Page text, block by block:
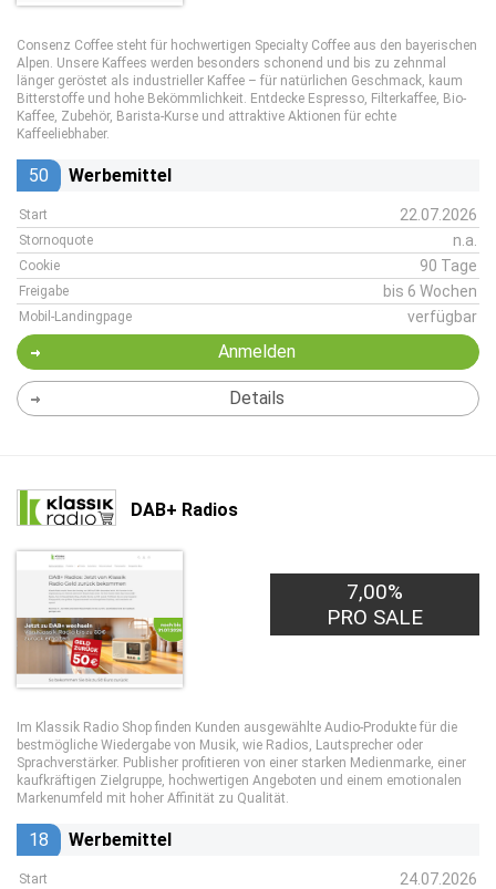
Consenz Coffee steht für hochwertigen Specialty Coffee aus den bayerischen
Alpen. Unsere Kaffees werden besonders schonend und bis zu zehnmal
länger geröstet als industrieller Kaffee – für natürlichen Geschmack, kaum
Bitterstoffe und hohe Bekömmlichkeit. Entdecke Espresso, Filterkaffee, Bio-
Kaffee, Zubehör, Barista-Kurse und attraktive Aktionen für echte
Kaffeeliebhaber.
50 Werbemittel
Start 22.07.2026
Stornoquote n.a.
Cookie 90 Tage
Freigabe bis 6 Wochen
Mobil-Landingpage verfügbar
Anmelden
Details
DAB+ Radios
7,00%
PRO SALE
Im Klassik Radio Shop finden Kunden ausgewählte Audio-Produkte für die
bestmögliche Wiedergabe von Musik, wie Radios, Lautsprecher oder
Sprachverstärker. Publisher profitieren von einer starken Medienmarke, einer
kaufkräftigen Zielgruppe, hochwertigen Angeboten und einem emotionalen
Markenumfeld mit hoher Affinität zu Qualität.
18 Werbemittel
Start 24.07.2026